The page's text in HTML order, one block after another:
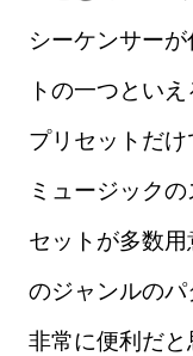
シーケンサー
トの一つとい
プリセットだ
ミュージック
セットが多数
のジャンルの
非常に便利だ